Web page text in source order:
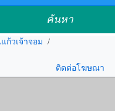
ค้นหา
ก้วเจ้าจอม /
ติดต่อโฆษณา